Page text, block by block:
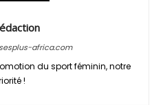
africa.com
du sport féminin, notre
!